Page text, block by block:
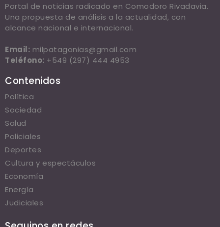
Portal de noticias radicado en Comodoro Rivadavia.
Una propuesta de análisis a la actualidad, con
alcance nacional e internacional.
Email: milpatagonias@gmail.com
Teléfono: +549 (297) 444 4953
Contenidos
Política
Sociedad
Salud
Policiales
Deportes
Cultura y espectáculos
Economía
Energía
Judiciales